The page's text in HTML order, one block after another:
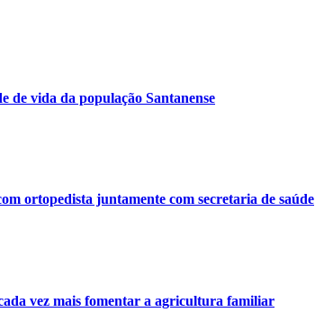
de vida da população Santanense
ortopedista juntamente com secretaria de saúde
vez mais fomentar a agricultura familiar